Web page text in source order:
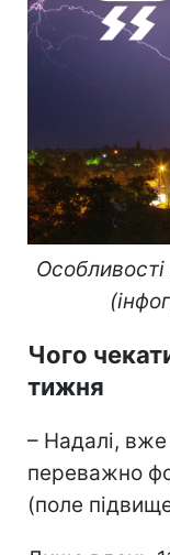
Чого
тижня
– Надалі,
переважно
(поле